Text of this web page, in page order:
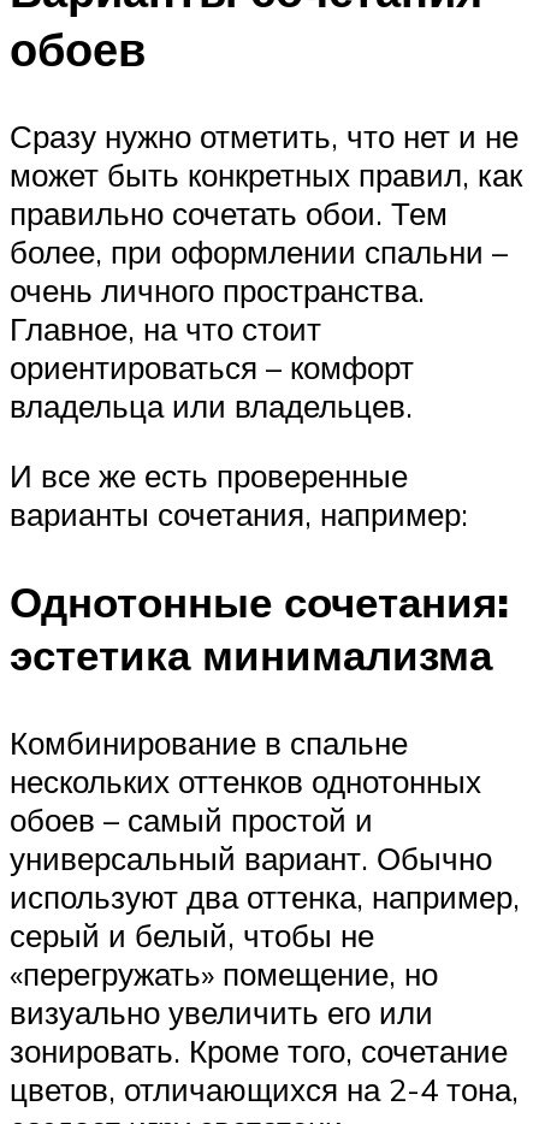
обоев
Сразу нужно отметить, что нет и не
может быть конкретных правил, как
правильно сочетать обои. Тем
более, при оформлении спальни –
очень личного пространства.
Главное, на что стоит
ориентироваться – комфорт
владельца или владельцев.
И все же есть проверенные
варианты сочетания, например:
Однотонные сочетания:
эстетика минимализма
Комбинирование в спальне
нескольких оттенков однотонных
обоев – самый простой и
универсальный вариант. Обычно
используют два оттенка, например,
серый и белый, чтобы не
«перегружать» помещение, но
визуально увеличить его или
зонировать. Кроме того, сочетание
цветов, отличающихся на 2-4 тона,